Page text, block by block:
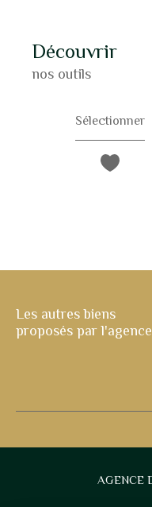
découvrir
nos outils
Sélectionner
Les autres biens
proposés par l'agence
AGENCE